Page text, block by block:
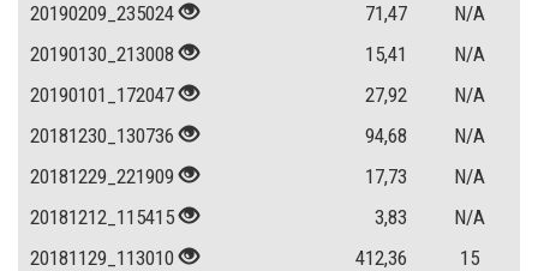
20190209_235024
71,47
N/A
20190130_213008
15,41
N/A
20190101_172047
27,92
N/A
20181230_130736
94,68
N/A
20181229_221909
17,73
N/A
20181212_115415
3,83
N/A
20181129_113010
412,36 15